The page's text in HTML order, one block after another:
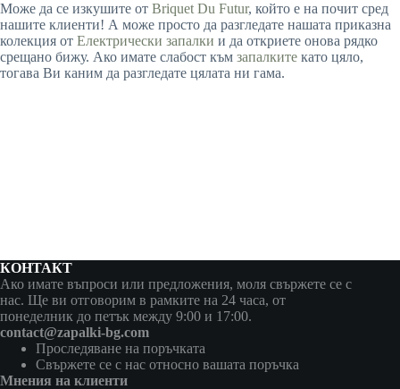
Може да се изкушите от Briquet Du Futur, който е на почит сред
нашите клиенти! А може просто да разгледате нашата приказна
колекция от Електрически запалки и да откриете онова рядко
срещано бижу. Ако имате слабост към запалките като цяло,
тогава Ви каним да разгледате цялата ни гама.
КОНТАКТ
Ако имате въпроси или предложения, моля свържете се с
нас. Ще ви отговорим в рамките на 24 часа, от
понеделник до петък между 9:00 и 17:00.
contact@zapalki-bg.com
Проследяване на поръчката
Свържете се с нас относно вашата поръчка
Мнения на клиенти